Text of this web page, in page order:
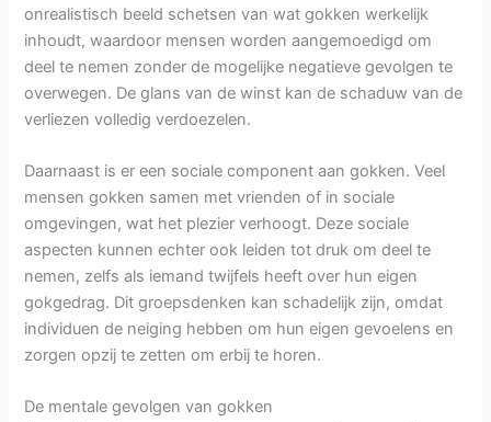
onrealistisch beeld schetsen van wat gokken werkelijk
inhoudt, waardoor mensen worden aangemoedigd om
deel te nemen zonder de mogelijke negatieve gevolgen te
overwegen. De glans van de winst kan de schaduw van de
verliezen volledig verdoezelen.
Daarnaast is er een sociale component aan gokken. Veel
mensen gokken samen met vrienden of in sociale
omgevingen, wat het plezier verhoogt. Deze sociale
aspecten kunnen echter ook leiden tot druk om deel te
nemen, zelfs als iemand twijfels heeft over hun eigen
gokgedrag. Dit groepsdenken kan schadelijk zijn, omdat
individuen de neiging hebben om hun eigen gevoelens en
zorgen opzij te zetten om erbij te horen.
De mentale gevolgen van gokken